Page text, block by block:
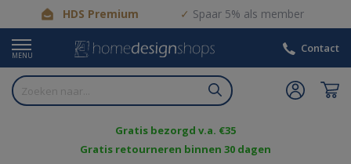
HDS Premium Spaar 5% als member
MENU
Contact
Gratis bezorgd v.a. €35
Gratis retourneren binnen 30 dagen